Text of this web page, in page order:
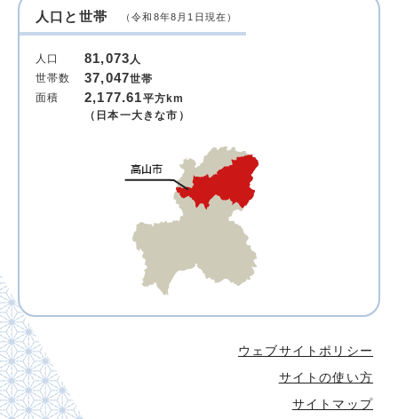
人口と世帯 （令和8年8月1日現在）
人口 81,073人
世帯数
37,047世帯
面積
2,177.61平方km
（日本一大きな市）
ウェブサイトポリシー
サイトの使い方
サイトマップ